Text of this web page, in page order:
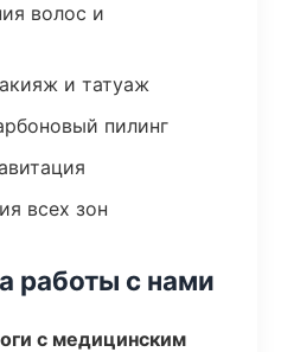
волос и
и татуаж
пилинг
всех зон
работы с нами
с медицинским